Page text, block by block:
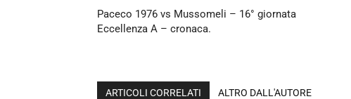
Paceco 1976 vs Mussomeli – 16° giornata
Eccellenza A – cronaca.
ARTICOLI CORRELATI ALTRO DALL'AUTORE